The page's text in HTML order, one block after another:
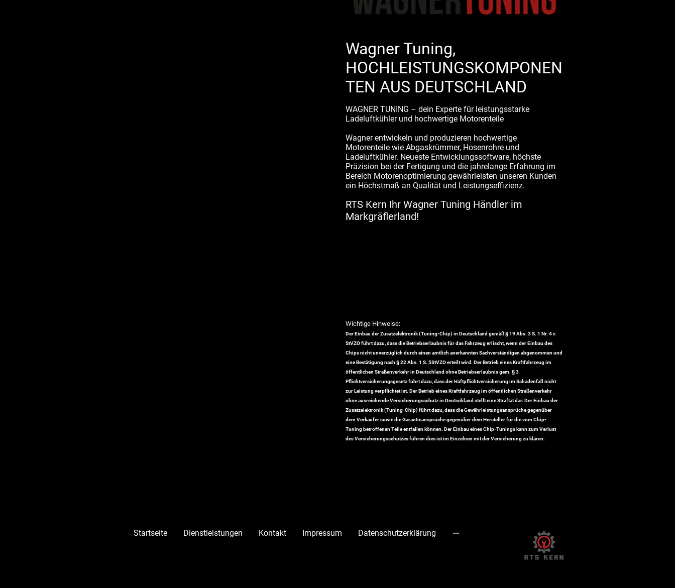
Wagner Tuning,
HOCHLEISTUNGSKOMPONEN
TEN AUS DEUTSCHLAND
WAGNER TUNING – dein Experte für leistungsstarke
Ladeluftkühler und hochwertige Motorenteile
Wagner entwickeln und produzieren hochwertige
Motorenteile wie Abgaskrümmer, Hosenrohre und
Ladeluftkühler. Neueste Entwicklungssoftware, höchste
Präzision bei der Fertigung und die jahrelange Erfahrung im
Bereich Motorenoptimierung gewährleisten unseren Kunden
ein Höchstmaß an Qualität und Leistungseffizienz.
RTS Kern Ihr Wagner Tuning Händler im
Markgräflerland!
Wichtige Hinweise:
Der Einbau der Zusatzelektronik (Tuning-Chip) in Deutschland gemäß § 19 Abs. 3 S. 1 Nr. 4 c
StVZO führt dazu, dass die Betriebserlaubnis für das Fahrzeug erlischt, wenn der Einbau des
Chips nicht unverzüglich durch einen amtlich anerkannten Sachverständigen abgenommen und
eine Bestätigung nach § 22 Abs. 1 S. 5StVZO erteilt wird. Der Betrieb eines Kraftfahrzeug im
öffentlichen Straßenverkehr in Deutschland ohne Betriebserlaubnis gem. § 3
Pflichtversicherungsgesetz führt dazu, dass der Haftpflichtversicherung im Schadenfall nicht
zur Leistung verpflichtet ist. Der Betrieb eines Kraftfahrzeug im öffentlichen Straßenverkehr
ohne ausreichende Versicherungsschutz in Deutschland stellt eine Straftat dar. Der Einbau der
Zusatzelektronik (Tuning-Chip) führt dazu, dass die Gewährleistungsansprüche gegenüber
dem Verkäufer sowie die Garantieansprüche gegenüber dem Hersteller für die vom Chip-
Tuning betroffenen Teile entfallen können. Der Einbau eines Chip-Tunings kann zum Verlust
des Versicherungsschutzes führen dies ist im Einzelnen mit der Versicherung zu klären.
Startseite Dienstleistungen Kontakt Impressum Datenschutzerklärung